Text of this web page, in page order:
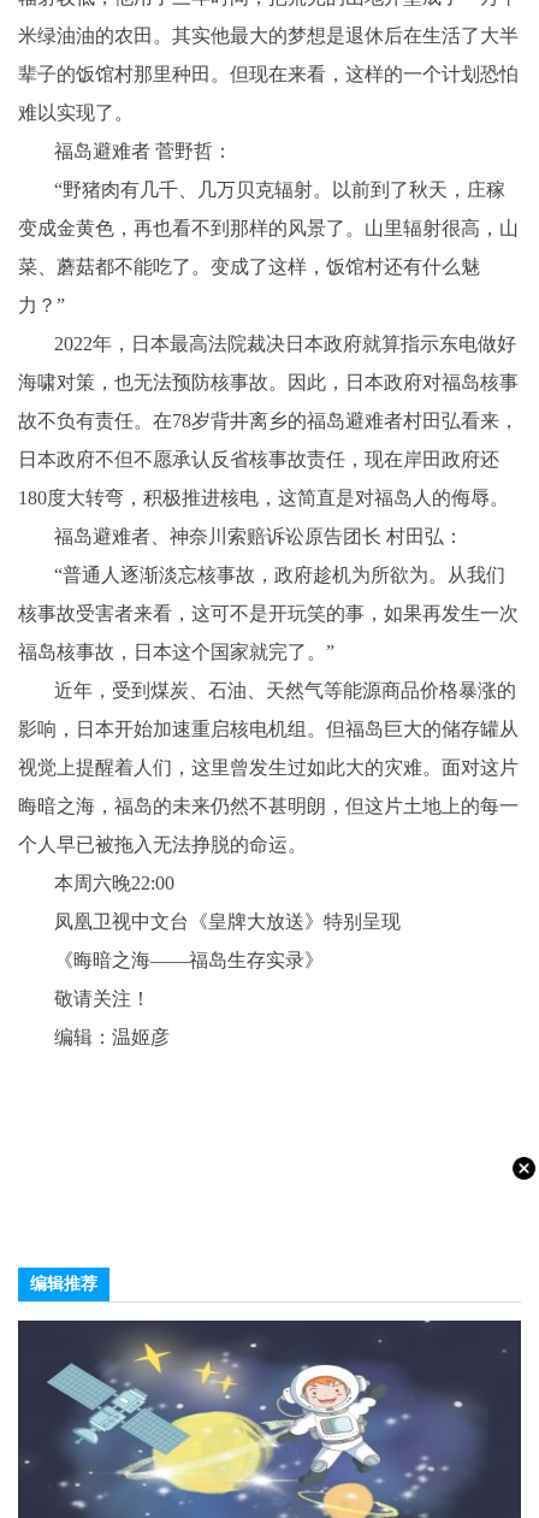
米绿油油的农田。其实他最大的梦想是退休后在生活了大半
辈子的饭馆村那里种田。但现在来看，这样的一个计划恐怕
难以实现了。
福岛避难者 菅野哲：
“野猪肉有几千、几万贝克辐射。以前到了秋天，庄稼
变成金黄色，再也看不到那样的风景了。山里辐射很高，山
菜、蘑菇都不能吃了。变成了这样，饭馆村还有什么魅
力？”
2022年，日本最高法院裁决日本政府就算指示东电做好
海啸对策，也无法预防核事故。因此，日本政府对福岛核事
故不负有责任。在78岁背井离乡的福岛避难者村田弘看来，
日本政府不但不愿承认反省核事故责任，现在岸田政府还
180度大转弯，积极推进核电，这简直是对福岛人的侮辱。
福岛避难者、神奈川索赔诉讼原告团长 村田弘：
“普通人逐渐淡忘核事故，政府趁机为所欲为。从我们
核事故受害者来看，这可不是开玩笑的事，如果再发生一次
福岛核事故，日本这个国家就完了。”
近年，受到煤炭、石油、天然气等能源商品价格暴涨的
影响，日本开始加速重启核电机组。但福岛巨大的储存罐从
视觉上提醒着人们，这里曾发生过如此大的灾难。面对这片
晦暗之海，福岛的未来仍然不甚明朗，但这片土地上的每一
个人早已被拖入无法挣脱的命运。
本周六晚22:00
凤凰卫视中文台《皇牌大放送》特别呈现
《晦暗之海——福岛生存实录》
敬请关注！
编辑：温姬彦
编辑推荐